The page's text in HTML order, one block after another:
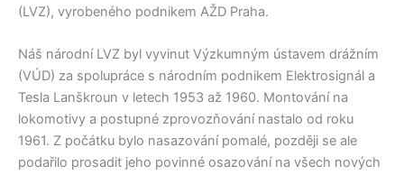
(LVZ), vyrobeného podnikem AŽD Praha.
Náš národní LVZ byl vyvinut Výzkumným ústavem drážním
(VÚD) za spolupráce s národním podnikem Elektrosignál a
Tesla Lanškroun v letech 1953 až 1960. Montování na
lokomotivy a postupné zprovozňování nastalo od roku
1961. Z počátku bylo nasazování pomalé, později se ale
podařilo prosadit jeho povinné osazování na všech nových